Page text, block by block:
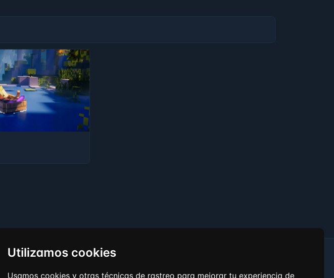
Utilizamos cookies
Usamos cookies y otras técnicas de rastreo para mejorar tu experiencia de